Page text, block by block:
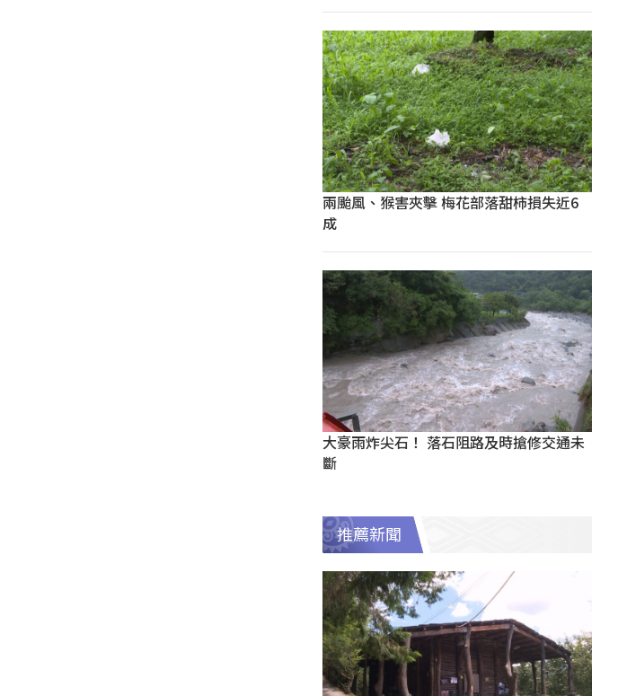
兩颱風、猴害夾擊 梅花部落甜柿損失近6
成
大豪雨炸尖石！ 落石阻路及時搶修交通未
斷
推薦新聞